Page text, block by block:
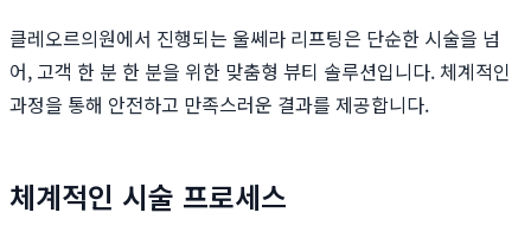
클레오르의원에서 진행되는 울쎄라 리프팅은 단순한 시술을 넘
어, 고객 한 분 한 분을 위한 맞춤형 뷰티 솔루션입니다. 체계적인
과정을 통해 안전하고 만족스러운 결과를 제공합니다.
체계적인 시술 프로세스